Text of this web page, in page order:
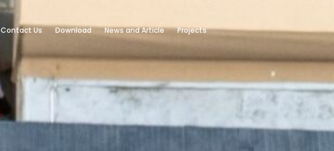
Contact Us Download News and Article Projects